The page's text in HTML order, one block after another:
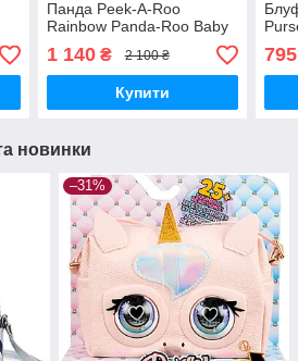
Панда Peek-A-Roo
Rainbow Panda-Roo Baby
Interactive Plush Toy Spin
Master Оригінал
MyDoll.com.ua
1 140₴ 2 100 ₴
Купити
795
новинки
–31%